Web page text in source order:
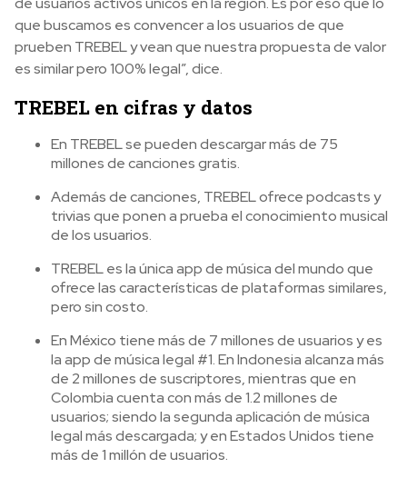
que buscamos es convencer a los usuarios de que
prueben TREBEL y vean que nuestra propuesta de valor
es similar pero 100% legal”, dice.
TREBEL en cifras y datos
En TREBEL se pueden descargar más de 75
millones de canciones gratis.
Además de canciones, TREBEL ofrece podcasts y
trivias que ponen a prueba el conocimiento musical
de los usuarios.
TREBEL es la única app de música del mundo que
ofrece las características de plataformas similares,
pero sin costo.
En México tiene más de 7 millones de usuarios y es
la app de música legal #1. En Indonesia alcanza más
de 2 millones de suscriptores, mientras que en
Colombia cuenta con más de 1.2 millones de
usuarios; siendo la segunda aplicación de música
legal más descargada; y en Estados Unidos tiene
más de 1 millón de usuarios.